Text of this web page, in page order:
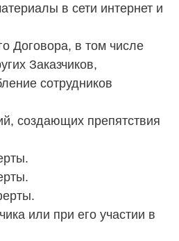
в сети интернет и
Договора, в том числе
Заказчиков,
сотрудников
создающих препятствия
или при его участии в